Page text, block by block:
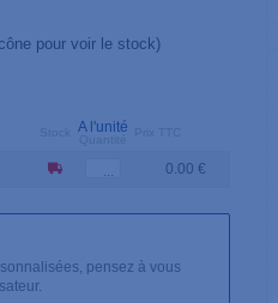
pour voir le stock)
A l'unité
0.00 €
pensez à vous